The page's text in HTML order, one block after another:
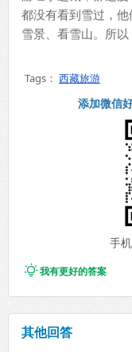
都没有看到雪过，
雪景、看雪山。所
Tags： 西藏旅游
添加微信
手
我有更好的答案
其他回答